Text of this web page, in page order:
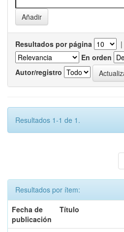
Resultados por página |
En orden
Autor/registro
Resultados 1-1 de 1.
Resultados por ítem:
Fecha de
publicación
Título